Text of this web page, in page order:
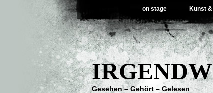
on stage Kunst
Gesehen – Gehört – Gelesen